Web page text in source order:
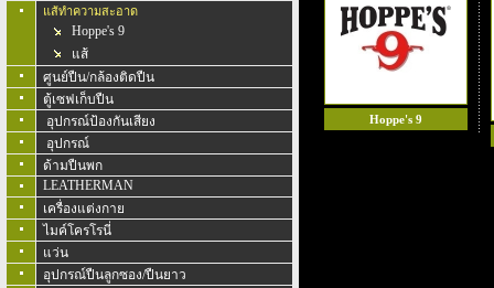
แส้ทำความสะอาด
Hoppe's 9
แส้
ศูนย์ปืน/กล้องติดปืน
ตู้เซฟเก็บปืน
อุปกรณ์ป้องกันเสียง
อุปกรณ์
ด้ามปืนพก
LEATHERMAN
เครื่องแต่งกาย
ไมค์โครโรนี่
แว่น
อุปกรณ์ปืนลูกซอง/ปืนยาว
Hoppe's 9